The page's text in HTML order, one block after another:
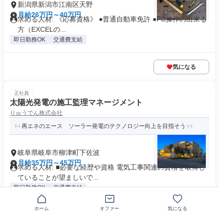
新潟県新潟市江南区天野
月給26万円～40万円
求める人材: 《応募資格》 ●普通自動車免許 ●PC操作の出来る
方（EXCELの...
即日勤務OK 交通費支給
気になる
正社員
太陽光発電の施工監理マネージメント
りゅうでん株式会社
再エネのエース ソーラー発電のテクノロジー向上を目指そう
岐阜県岐阜市柳津町下佐波
月給35万円～45万円
求める人材: ■必要な経歴や資格 電気工事関連の資格を取得し
ていることが望ましいで...
即日勤務OK 交通費支給
ホーム オファー 気になる